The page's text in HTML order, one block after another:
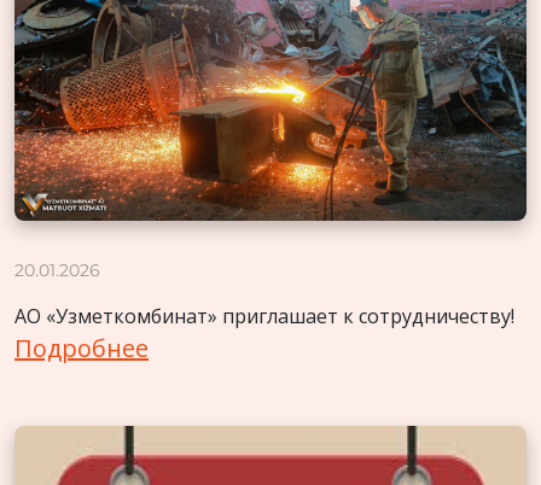
20.01.2026
АО «Узметкомбинат» приглашает к сотрудничеству!
Подробнее